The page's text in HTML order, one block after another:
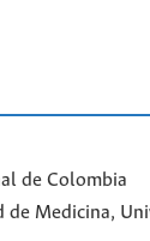
de Colombia
Medicina,